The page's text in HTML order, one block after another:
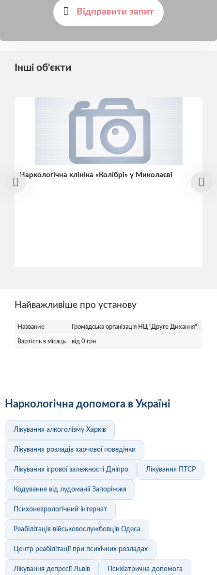
Відправити запит
Інші об'єкти
Наркологічна клініка «Колібрі» у Миколаєві
Найважливіше про установу
Название Громадська організація НЦ "Друге Дихання"
Вартість в місяць від 0 грн
Наркологічна допомога в Україні
Лікування алкоголізму Харків
Лікування розладів харчової поведінки
Лікування ігрової залежності Дніпро Лікування ПТСР
Кодування від лудоманії Запоріжжя
Психоневрологічний інтернат
Реабілітація військовослужбовців Одеса
Центр реабілітації при психічних розладах
Лікування депресії Львів Психіатрична допомога